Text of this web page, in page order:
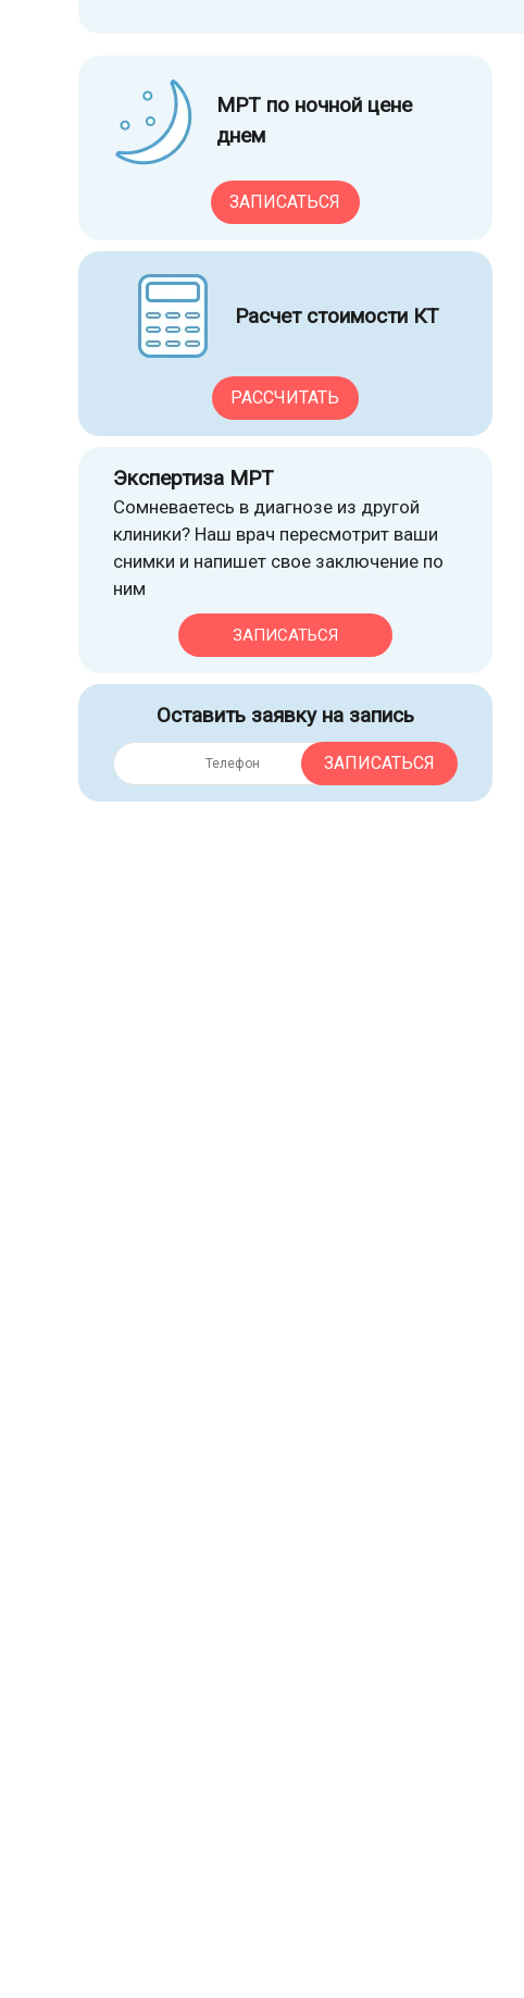
МРТ по ночной цене
днем
ЗАПИСАТЬСЯ
Расчет стоимости КТ
РАССЧИТАТЬ
Экспертиза МРТ
Сомневаетесь в диагнозе из другой
клиники? Наш врач пересмотрит ваши
снимки и напишет свое заключение по
ним
ЗАПИСАТЬСЯ
Оставить заявку на запись
ЗАПИСАТЬСЯ